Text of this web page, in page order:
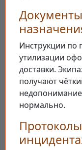
Инструкции по
утилизации
доставки.
получают
недопонимание
нормально.